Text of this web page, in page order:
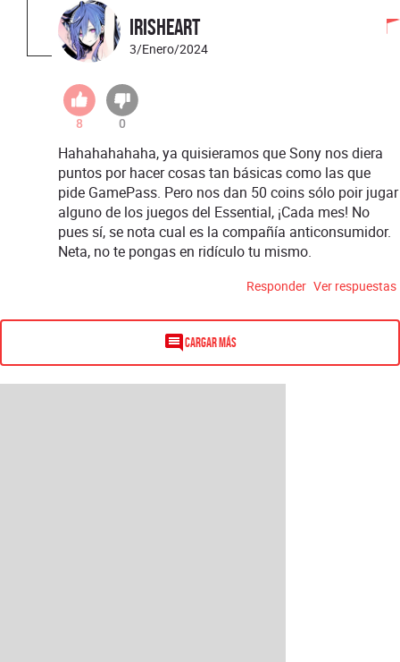
IrisHeart
3/Enero/2024
8 0
Hahahahahaha, ya quisieramos que Sony nos diera
puntos por hacer cosas tan básicas como las que
pide GamePass. Pero nos dan 50 coins sólo poir jugar
alguno de los juegos del Essential, ¡Cada mes! No
pues sí, se nota cual es la compañía anticonsumidor.
Neta, no te pongas en ridículo tu mismo.
Responder Ver respuestas
Cargar más